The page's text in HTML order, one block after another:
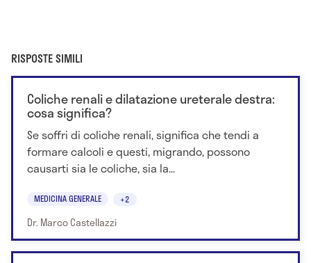
RISPOSTE SIMILI
Coliche renali e dilatazione ureterale destra:
cosa significa?
Se soffri di coliche renali, significa che tendi a
formare calcoli e questi, migrando, possono
causarti sia le coliche, sia la...
MEDICINA GENERALE +2
Dr. Marco Castellazzi